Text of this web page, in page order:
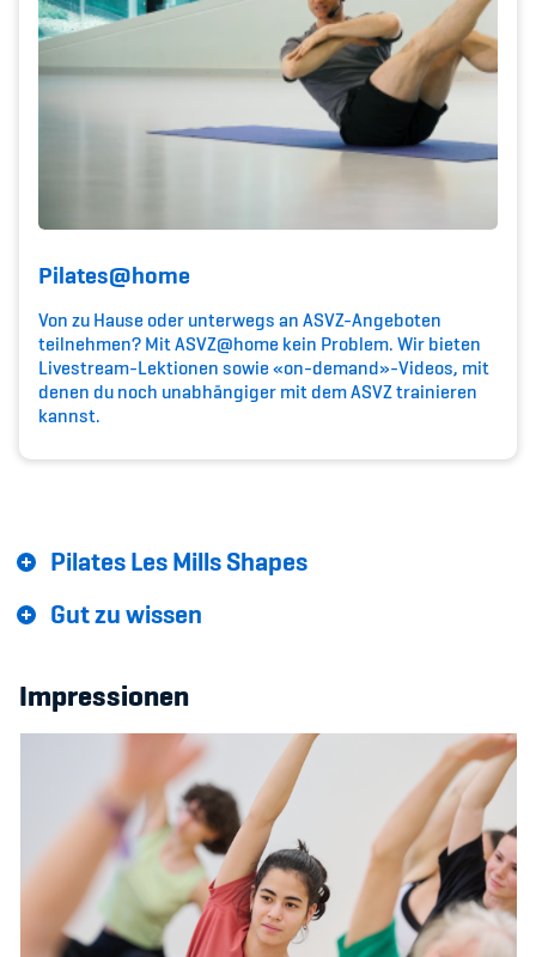
Schwangerschaft & Sport
Spitzensport & Studium
Organisation
Team
Offene Stellen
Mitgliedervereine
Pilates@home
Von zu Hause oder unterwegs an ASVZ-Angeboten
teilnehmen? Mit ASVZ@home kein Problem. Wir bieten
Livestream-Lektionen sowie «on-demand»-Videos, mit
denen du noch unabhängiger mit dem ASVZ trainieren
kannst.
Pilates Les Mills Shapes
Gut zu wissen
Impressionen